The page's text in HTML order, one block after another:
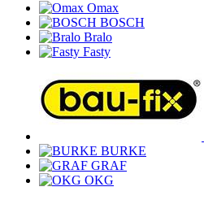
Omax
BOSCH
Bralo
Fasty
BURKE
GRAF
OKG